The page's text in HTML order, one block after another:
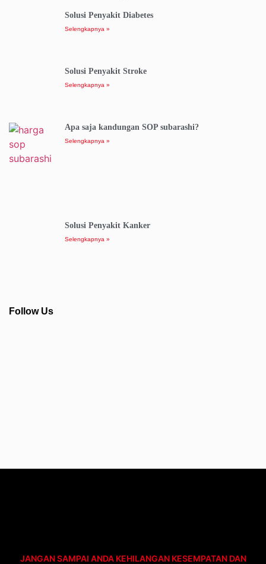
Solusi Penyakit Diabetes
Selengkapnya »
Solusi Penyakit Stroke
Selengkapnya »
Apa saja kandungan SOP subarashi?
Selengkapnya »
Solusi Penyakit Kanker
Selengkapnya »
Follow Us
JANGAN SAMPAI ANDA KEHILANGAN KESEMPATAN DAN